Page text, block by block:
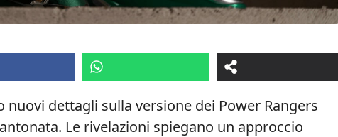
nuovi dettagli sulla versione dei Power Rangers
Le rivelazioni spiegano un approccio